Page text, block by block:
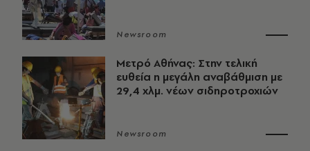
Newsroom
Μετρό Αθήνας: Στην τελική
ευθεία η μεγάλη αναβάθμιση με
29,4 χλμ. νέων σιδηροτροχιών
Newsroom